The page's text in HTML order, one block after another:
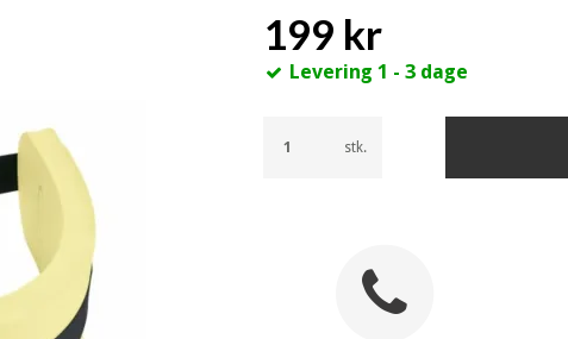
199 kr
Levering 1 - 3 dage
stk.